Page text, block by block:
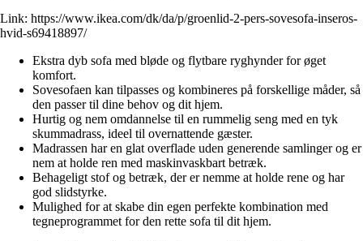
Link: https://www.ikea.com/dk/da/p/groenlid-2-pers-sovesofa-inseros-
hvid-s69418897/
Ekstra dyb sofa med bløde og flytbare ryghynder for øget
komfort.
Sovesofaen kan tilpasses og kombineres på forskellige måder, så
den passer til dine behov og dit hjem.
Hurtig og nem omdannelse til en rummelig seng med en tyk
skummadrass, ideel til overnattende gæster.
Madrassen har en glat overflade uden generende samlinger og er
nem at holde ren med maskinvaskbart betræk.
Behageligt stof og betræk, der er nemme at holde rene og har
god slidstyrke.
Mulighed for at skabe din egen perfekte kombination med
tegneprogrammet for den rette sofa til dit hjem.